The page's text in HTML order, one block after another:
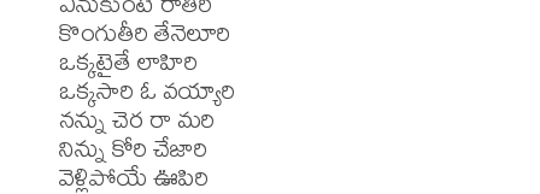
కొంగుతీరి తేనెలూరి
ఒక్కటైతే లాహిరి
ఒక్కసారి ఓ వయ్యారి
నన్ను చెర రా మరి
నిన్ను కోరి చేజారి
వెళ్లిపోయే ఊపిరి